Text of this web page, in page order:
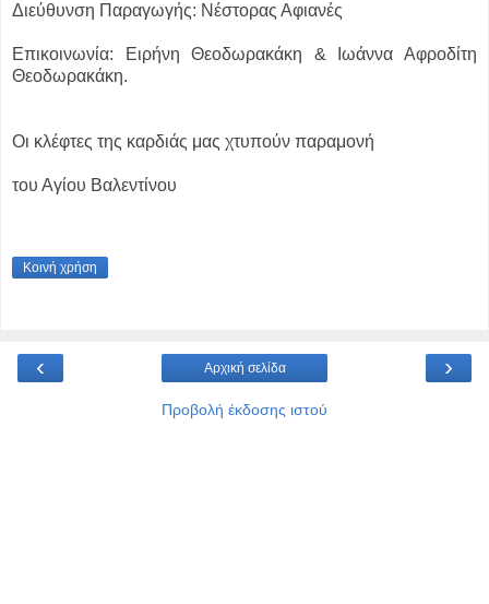
Διεύθυνση Παραγωγής: Νέστορας Αφιανές
Επικοινωνία: Ειρήνη Θεοδωρακάκη & Ιωάννα Αφροδίτη
Θεοδωρακάκη.
Οι κλέφτες της καρδιάς μας χτυπούν παραμονή
του Αγίου Βαλεντίνου
Κοινή χρήση
‹ ›
Αρχική σελίδα
Προβολή έκδοσης ιστού